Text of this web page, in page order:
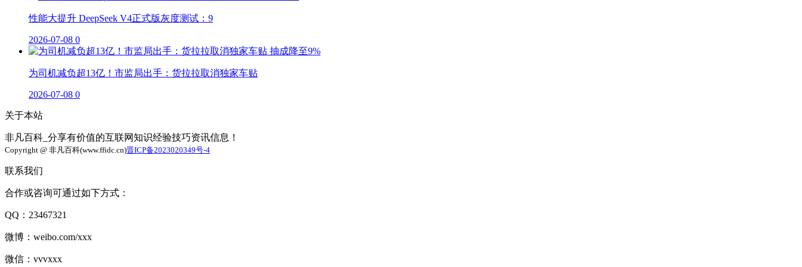
性能大提升 DeepSeek V4正式版灰度测试：9
2026-07-08 0
为司机减负超13亿！市监局出手：货拉拉取消独家车贴
2026-07-08 0
关于本站
非凡百科_分享有价值的互联网知识经验技巧资讯信息！
Copyright @ 非凡百科(www.ffidc.cn)晋ICP备2023020349号-4
联系我们
合作或咨询可通过如下方式：
QQ：23467321
微博：weibo.com/xxx
微信：vvvxxx